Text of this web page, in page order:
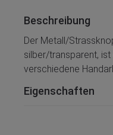
Beschreibung
Der Metall/
silber/transparent,
verschiedene
Eigenschaften